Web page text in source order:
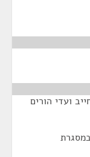
ועדי הורים